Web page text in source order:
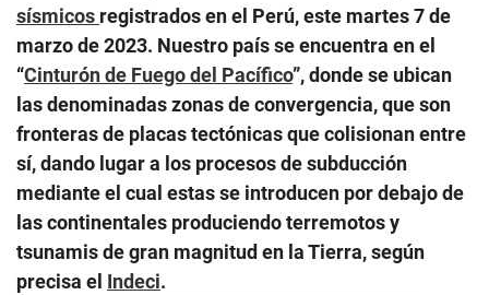
sísmicos registrados en el Perú, este martes 7 de
marzo de 2023. Nuestro país se encuentra en el
“Cinturón de Fuego del Pacífico”, donde se ubican
las denominadas zonas de convergencia, que son
fronteras de placas tectónicas que colisionan entre
sí, dando lugar a los procesos de subducción
mediante el cual estas se introducen por debajo de
las continentales produciendo terremotos y
tsunamis de gran magnitud en la Tierra, según
precisa el Indeci.